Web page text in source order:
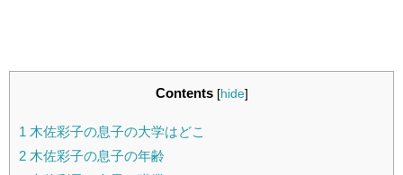
Contents [hide]
1 木佐彩子の息子の大学はどこ
2 木佐彩子の息子の年齢